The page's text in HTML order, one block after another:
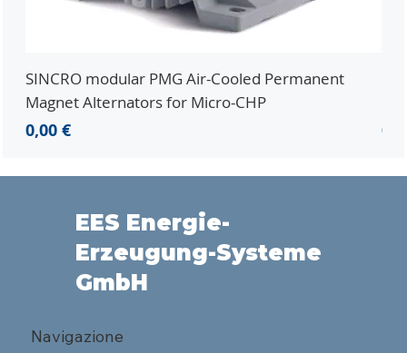
SINCRO modular PMG Air-Cooled Permanent
Magnet Alternators for Micro-CHP
Prezzo
0,00 €
EES Energie-
Erzeugung-Systeme
GmbH
Navigazione